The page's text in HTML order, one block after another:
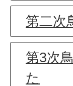
第二次
第3次
た